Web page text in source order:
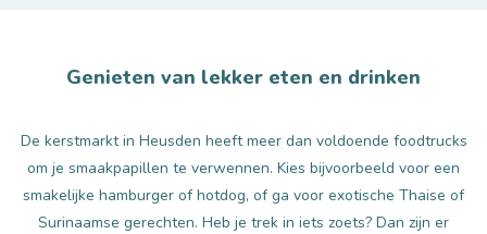
Genieten van lekker eten en drinken
De kerstmarkt in Heusden heeft meer dan voldoende foodtrucks
om je smaakpapillen te verwennen. Kies bijvoorbeeld voor een
smakelijke hamburger of hotdog, of ga voor exotische Thaise of
Surinaamse gerechten. Heb je trek in iets zoets? Dan zijn er